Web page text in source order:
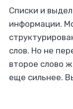
Списки и
информации.
слов. Но не
второе слово
еще сильнее.